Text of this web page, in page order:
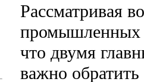
Рассматривая
промышленных
что двумя
важно